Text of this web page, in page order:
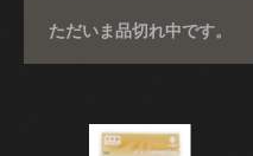
ただいま品切れ中です。